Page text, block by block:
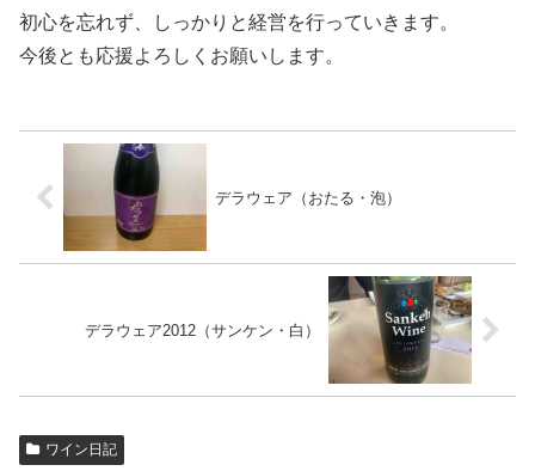
初心を忘れず、しっかりと経営を行っていきます。
今後とも応援よろしくお願いします。
デラウェア（おたる・泡）
デラウェア2012（サンケン・白）
ワイン日記